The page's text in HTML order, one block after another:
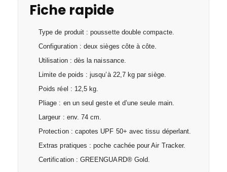
Fiche rapide
Type de produit : poussette double compacte.
Configuration : deux sièges côte à côte.
Utilisation : dès la naissance.
Limite de poids : jusqu’à 22,7 kg par siège.
Poids réel : 12,5 kg.
Pliage : en un seul geste et d’une seule main.
Largeur : env. 74 cm.
Protection : capotes UPF 50+ avec tissu déperlant.
Extras pratiques : poche cachée pour Air Tracker.
Certification : GREENGUARD® Gold.